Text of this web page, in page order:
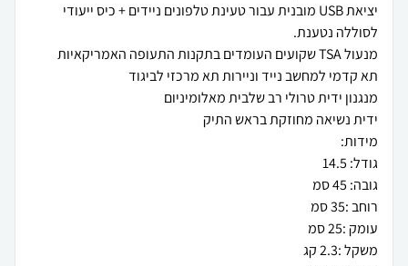
יציאת USB מובנית עבור טעינת טלפונים ניידים + כיס ייעודי